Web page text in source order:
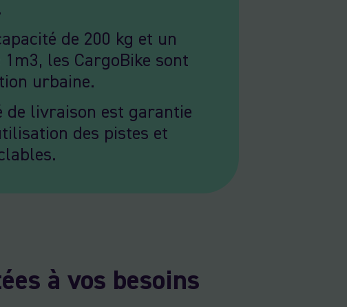
de 200 kg et un
les CargoBike sont
urbaine.
de livraison est garantie
des pistes et
à vos besoins